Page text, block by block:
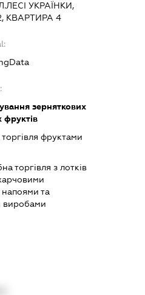
УКРАЇНКИ,
КВАРТИРА 4
зерняткових
фруктів
фруктами
торгівля з лотків
та
виробами